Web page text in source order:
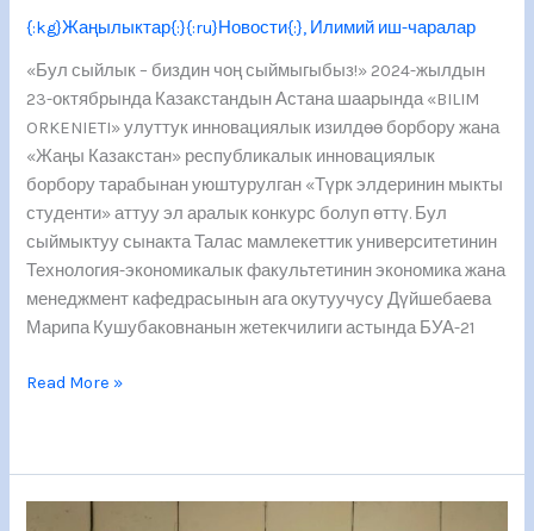
{:kg}Жаңылыктар{:}{:ru}Новости{:}, Илимий иш-чаралар
«Бул сыйлык – биздин чоң сыймыгыбыз!» 2024-жылдын
23-октябрында Казакстандын Астана шаарында «BILIM
ORKENIETI» улуттук инновациялык изилдөө борбору жана
«Жаңы Казакстан» республикалык инновациялык
борбору тарабынан уюштурулган «Түрк элдеринин мыкты
студенти» аттуу эл аралык конкурс болуп өттү. Бул
сыймыктуу сынакта Талас мамлекеттик университетинин
Технология-экономикалык факультетинин экономика жана
менеджмент кафедрасынын ага окутуучусу Дүйшебаева
Марипа Кушубаковнанын жетекчилиги астында БУА-21
Read More »
СТУДЕНТТЕР